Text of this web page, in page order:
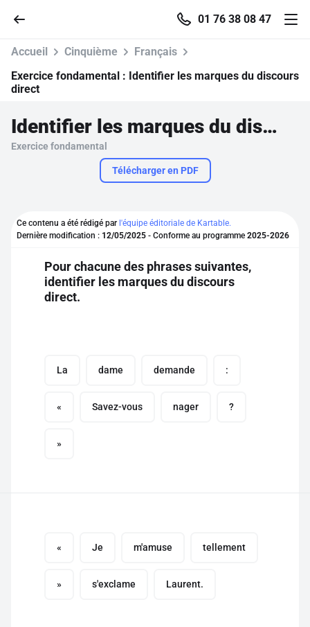
01 76 38 08 47
Parcourir
Se connecter
S'inscrire gratuitement
Accueil Cinquième
Français
Exercice fondamental : Identifier les marques du discours
direct
Identifier les marques du discours direct
Exercice fondamental
Télécharger en PDF
Ce contenu a été rédigé par l'équipe éditoriale de Kartable.
Dernière modification : 12/05/2025 - Conforme au programme 2025-2026
Pour chacune des phrases suivantes,
identifier les marques du discours
direct.
La dame demande :
« Savez-vous nager ?
»
« Je m'amuse tellement
» s'exclame Laurent.